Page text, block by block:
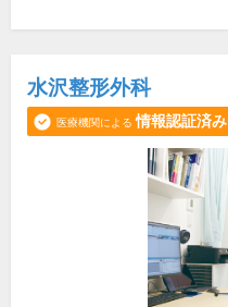
水沢整形外科
医療機関による 情報認証済み